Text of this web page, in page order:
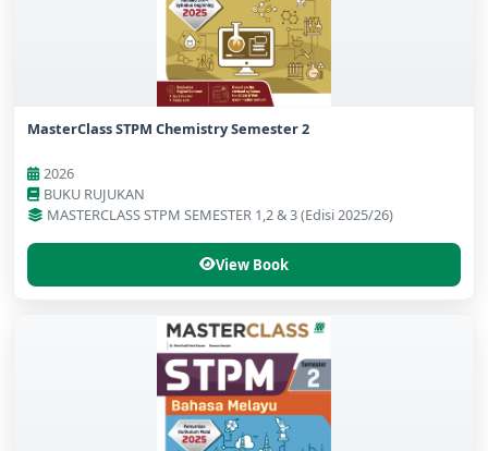
MasterClass STPM Chemistry Semester 2
2026
BUKU RUJUKAN
MASTERCLASS STPM SEMESTER 1,2 & 3 (Edisi 2025/26)
View Book